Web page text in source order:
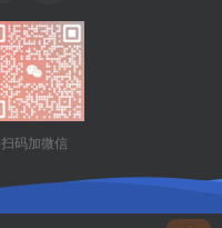
扫码加微信